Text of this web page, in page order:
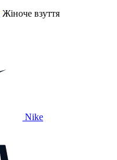
Жіноче взуття
Nike